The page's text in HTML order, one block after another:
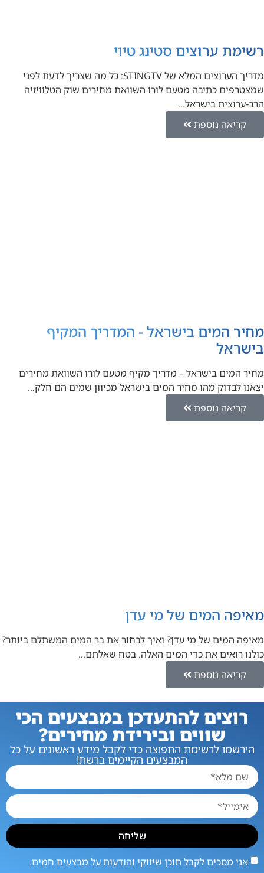
רשימת ערוצים סטינג טיוי
מדריך הערוצים המלא של STINGTV: כל מה שצריך לדעת לפני
שמצטרפים כתיבה מטעם לורו השוואת מחירים שוק הטלוויזיה
הרב-ערוצית בישראל…
קריאה נוספת
מחיר המים בישראל - המדריך המקיף
בישראל
מחיר המים בישראל – מדריך מקיף מטעם לורו השוואת מחירים
יצאנו לבדוק מהו מחיר המים בישראל מכיוון שמים הם חלק…
קריאה נוספת
מאיפה המים של מי עדן
מאיפה המים של מי עדן? ואיך לבחור את בר המים המשתלם ביותר?
כולנו רואים את כדי המים האלה. בטח שאלתם…
קריאה נוספת
רוצים להתעדכן במבצעים הכי
שווים ובירידת מחירים?
הירשמו לרשימת התפוצה כדי לקבל מידע ראשונים על כל
המבצעים הקיימים ברשת!
אני מסכים לקבל תוכן שיווקי והודעות על מבצעים חמים.
שליחה